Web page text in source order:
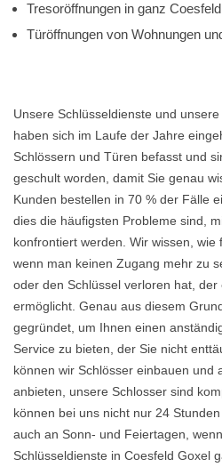
Tresoröffnungen in ganz
Türöffnungen von Wohnungen
Unsere Schlüsseldienste und
haben sich im Laufe der Jahre
Schlössern und Türen befasst und
geschult worden, damit Sie genau
Kunden bestellen in 70 % der Fälle
dies die häufigsten Probleme sind,
konfrontiert werden. Wir wissen, wie
wenn man keinen Zugang mehr zu
oder den Schlüssel verloren hat,
ermöglicht. Genau aus diesem
gegründet, um Ihnen einen
Service zu bieten, der Sie nicht
können wir Schlösser einbauen und
anbieten, unsere Schlosser sind
können bei uns nicht nur 24
auch an Sonn- und Feiertagen,
Schlüsseldienste in Coesfeld Goxel